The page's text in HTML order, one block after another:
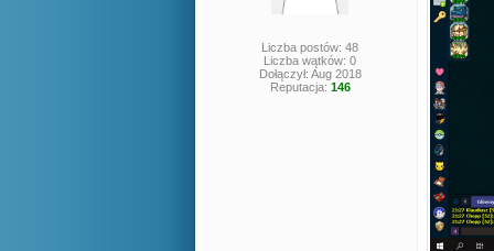
Liczba postów: 48
Liczba wątków: 0
Dołączył: Aug 2018
Reputacja: 146